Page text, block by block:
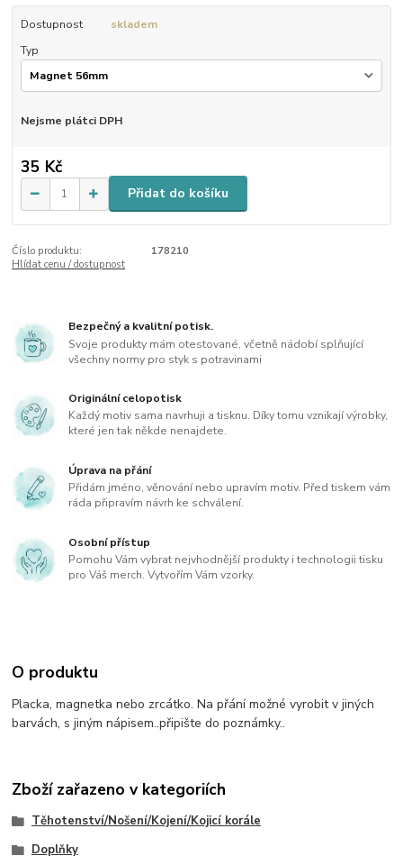
Dostupnost
skladem
Typ
Nejsme plátci DPH
35 Kč
Přidat do košíku
Číslo produktu:
178210
Hlídat cenu / dostupnost
Bezpečný a kvalitní potisk.
Svoje produkty mám otestované, včetně nádobí splňující
všechny normy pro styk s potravinami
Originální celopotisk
Každý motiv sama navrhuji a tisknu. Díky tomu vznikají výrobky,
které jen tak někde nenajdete.
Úprava na přání
Přidám jméno, věnování nebo upravím motiv. Před tiskem vám
ráda připravím návrh ke schválení.
Osobní přístup
Pomohu Vám vybrat nejvhodnější produkty i technologii tisku
pro Váš merch. Vytvořím Vám vzorky.
O produktu
Placka, magnetka nebo zrcátko. Na přání možné vyrobit v jiných
barvách, s jiným nápisem..připište do poznámky..
Zboží zařazeno v kategoriích
Těhotenství/Nošení/Kojení/Kojicí korále
Doplňky